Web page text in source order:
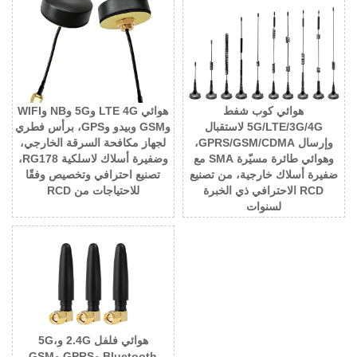
هوائي LTE 4G و5G وNB وWIFI
وGSM وبيدو وGPS، برأس فطري
لجهاز مكافحة السرقة الخارجي،
وضفيرة أسلاك لاسلكية RG178،
تصنيع احترافي وتخصيص وفقًا
للاحتياجات من RCD
هوائي كوب شفط
5G/LTE/3G/4G لاستقبال
وإرسال GPRS/GSM/CDMA،
وهوائي طائرة مسيّرة SMA مع
ضفيرة أسلاك خارجية، من تصنيع
RCD الاحترافي ذي الخبرة
لسنوات
هوائي فلفل 2.4G و5G،